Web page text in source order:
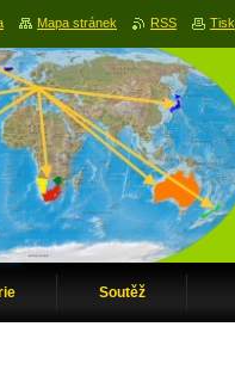
Soutěž
Mapa stránek RSS Tisk